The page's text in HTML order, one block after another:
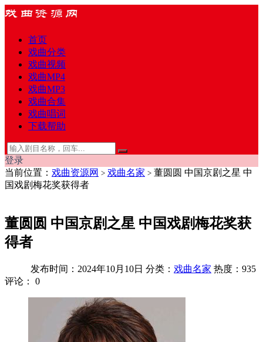
首页
戏曲分类
戏曲视频
戏曲MP4
戏曲MP3
戏曲合集
戏曲唱词
下载帮助
登录
当前位置： 戏曲资源网 > 戏曲名家 > 董圆圆 中国京剧之星 中
国戏剧梅花奖获得者
董圆圆 中国京剧之星 中国戏剧梅花奖获
得者
发布时间：2024年10月10日 分类： 戏曲名家 热度：935
评论：
0